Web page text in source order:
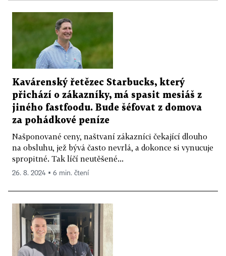
Kavárenský řetězec Starbucks, který
přichází o zákazníky, má spasit mesiáš z
jiného fastfoodu. Bude šéfovat z domova
za pohádkové peníze
Našponované ceny, naštvaní zákazníci čekající dlouho
na obsluhu, jež bývá často nevrlá, a dokonce si vynucuje
spropitné. Tak líčí neutěšené...
26. 8. 2024 ▪ 6 min. čtení